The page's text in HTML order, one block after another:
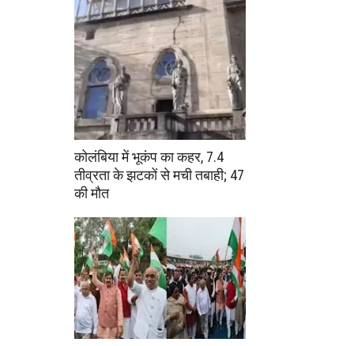
कोलंबिया में भूकंप का कहर, 7.4
तीव्रता के झटकों से मची तबाही; 47
की मौत